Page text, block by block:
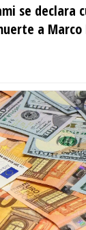
se declara
a